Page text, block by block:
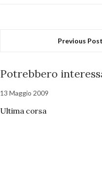
Previous Post
Potrebbero
13 Maggio 2009
Ultima corsa